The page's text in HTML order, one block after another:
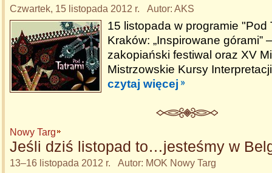
Czwartek, 15 listopada 2012 r. Autor: AKS
15 listopada w programie "Pod
Kraków: „Inspirowane górami”
zakopiański festiwal oraz XV
Mistrzowskie Kursy
czytaj więcej
Nowy Targ
Jeśli dziś listopad to…jesteśmy w
13–16 listopada 2012 r. Autor: MOK Nowy Targ